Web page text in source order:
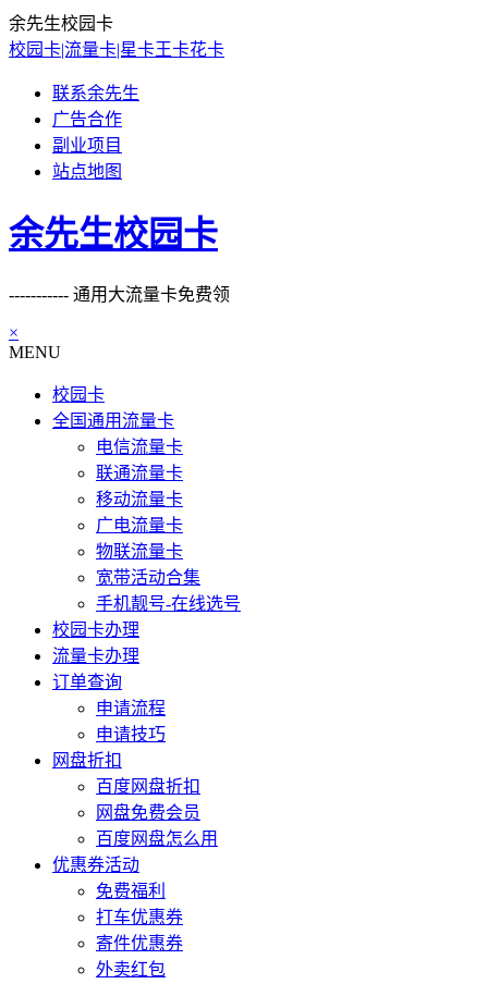
余先生校园卡
校园卡|流量卡|星卡王卡花卡
联系余先生
广告合作
副业项目
站点地图
余先生校园卡
----------- 通用大流量卡免费领
×
MENU
校园卡
全国通用流量卡
电信流量卡
联通流量卡
移动流量卡
广电流量卡
物联流量卡
宽带活动合集
手机靓号-在线选号
校园卡办理
流量卡办理
订单查询
申请流程
申请技巧
网盘折扣
百度网盘折扣
网盘免费会员
百度网盘怎么用
优惠券活动
免费福利
打车优惠券
寄件优惠券
外卖红包